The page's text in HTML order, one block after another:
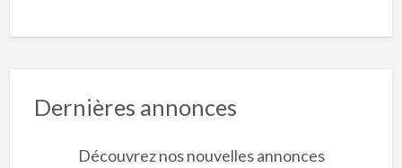
Dernières annonces
Découvrez nos nouvelles annonces